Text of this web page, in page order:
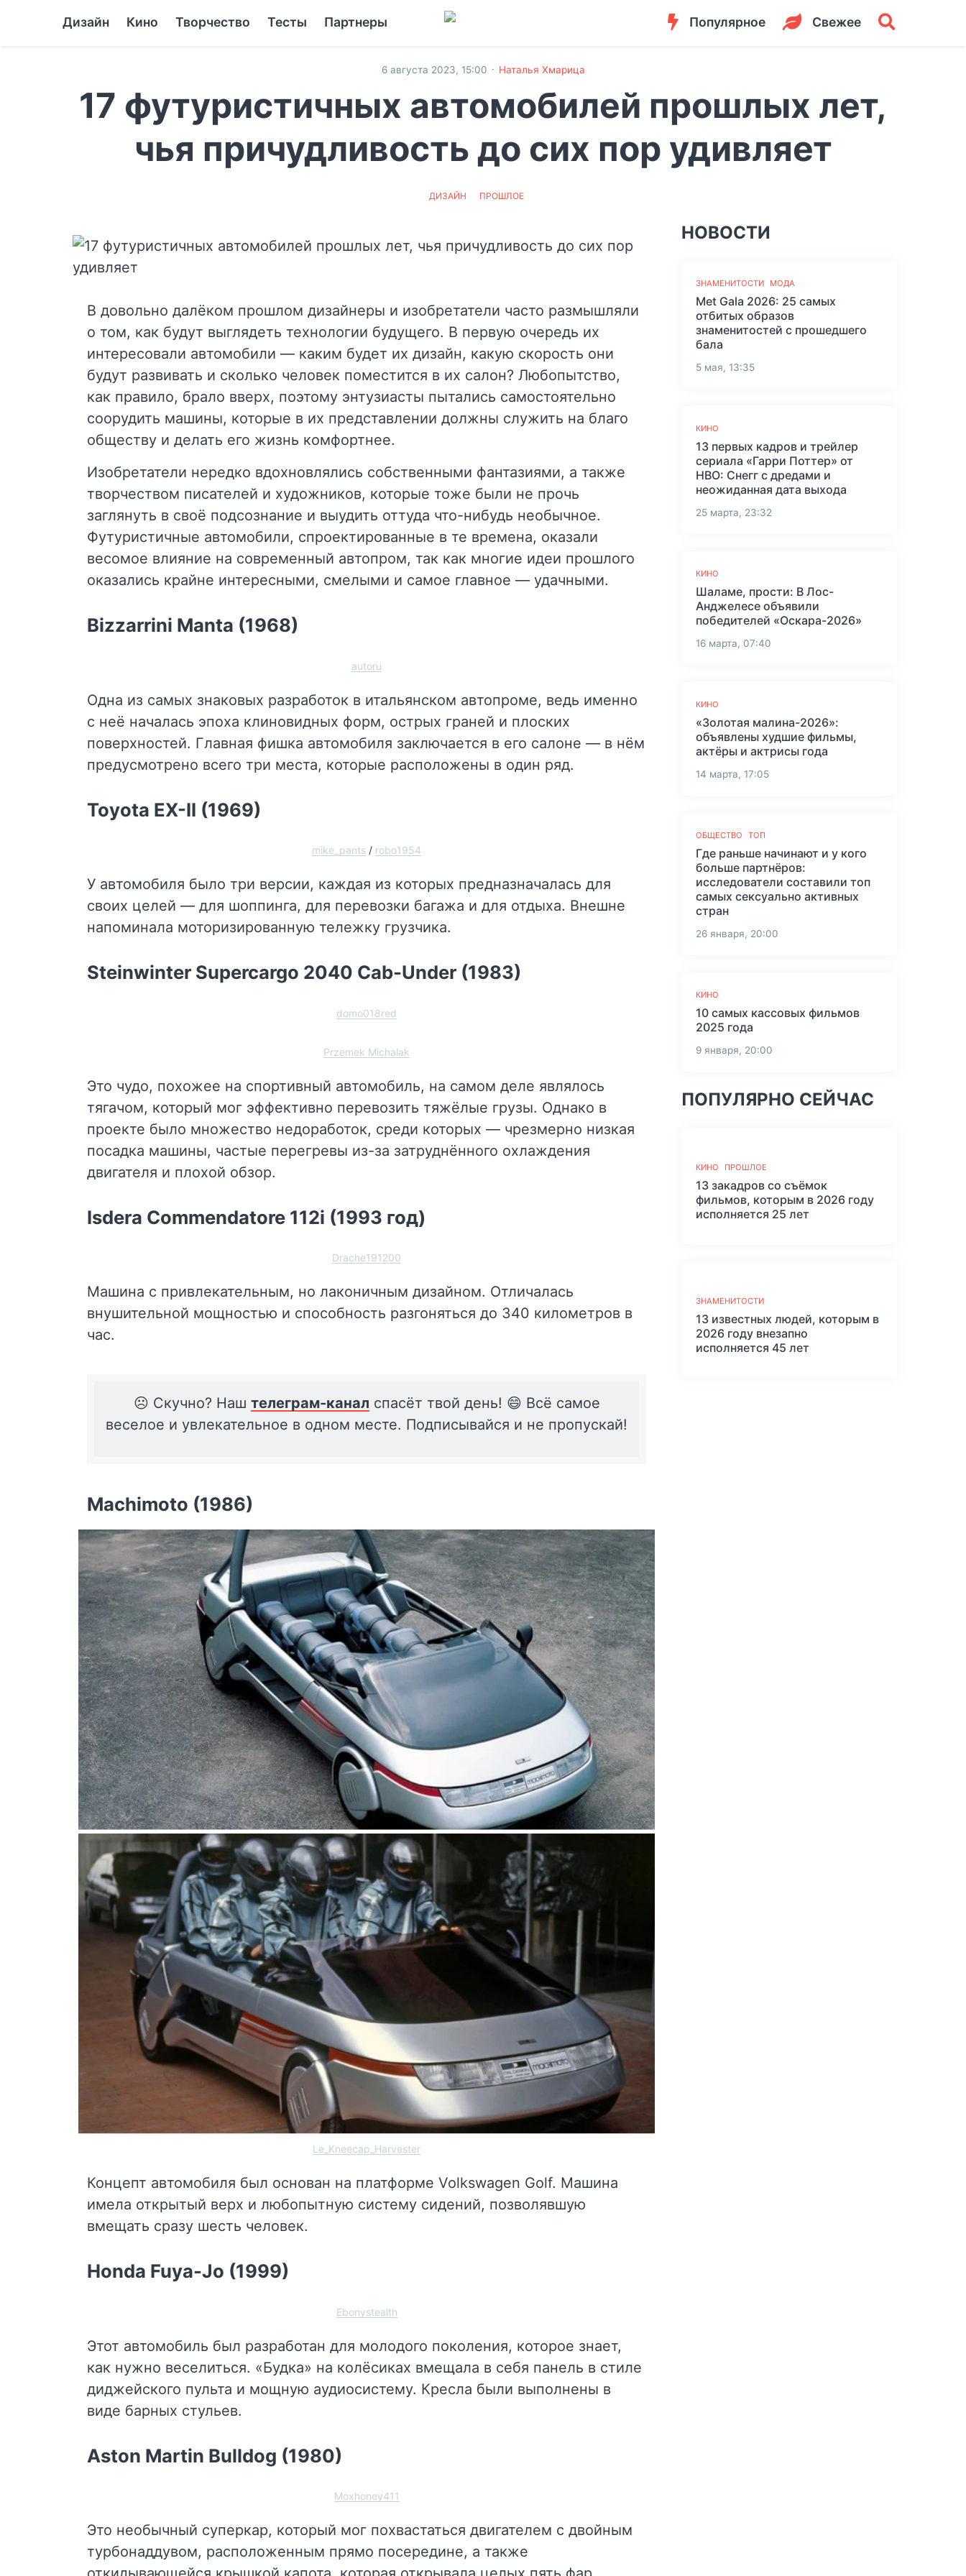
Дизайн Кино Творчество Тесты Партнеры Популярное Свежее
6 августа 2023, 15:00 · Наталья Хмарица
17 футуристичных автомобилей прошлых лет,
чья причудливость до сих пор удивляет
ДИЗАЙН ПРОШЛОЕ
В довольно далёком прошлом дизайнеры и изобретатели часто размышляли
о том, как будут выглядеть технологии будущего. В первую очередь их
интересовали автомобили — каким будет их дизайн, какую скорость они
будут развивать и сколько человек поместится в их салон? Любопытство,
как правило, брало вверх, поэтому энтузиасты пытались самостоятельно
соорудить машины, которые в их представлении должны служить на благо
обществу и делать его жизнь комфортнее.
Изобретатели нередко вдохновлялись собственными фантазиями, а также
творчеством писателей и художников, которые тоже были не прочь
заглянуть в своё подсознание и выудить оттуда что-нибудь необычное.
Футуристичные автомобили, спроектированные в те времена, оказали
весомое влияние на современный автопром, так как многие идеи прошлого
оказались крайне интересными, смелыми и самое главное — удачными.
Bizzarrini Manta (1968)
autoru
Одна из самых знаковых разработок в итальянском автопроме, ведь именно
с неё началась эпоха клиновидных форм, острых граней и плоских
поверхностей. Главная фишка автомобиля заключается в его салоне — в нём
предусмотрено всего три места, которые расположены в один ряд.
Toyota EX-II (1969)
mike_pants / robo1954
У автомобиля было три версии, каждая из которых предназначалась для
своих целей — для шоппинга, для перевозки багажа и для отдыха. Внешне
напоминала моторизированную тележку грузчика.
Steinwinter Supercargo 2040 Cab-Under (1983)
domo018red
Przemek Michalak
Это чудо, похожее на спортивный автомобиль, на самом деле являлось
тягачом, который мог эффективно перевозить тяжёлые грузы. Однако в
проекте было множество недоработок, среди которых — чрезмерно низкая
посадка машины, частые перегревы из-за затруднённого охлаждения
двигателя и плохой обзор.
Isdera Commendatore 112i (1993 год)
Drache191200
Машина с привлекательным, но лаконичным дизайном. Отличалась
внушительной мощностью и способность разгоняться до 340 километров в
час.
☹️ Скучно? Наш телеграм-канал спасёт твой день! 😄 Всё самое
веселое и увлекательное в одном месте. Подписывайся и не пропускай!
Machimoto (1986)
Le_Kneecap_Harvester
Концепт автомобиля был основан на платформе Volkswagen Golf. Машина
имела открытый верх и любопытную систему сидений, позволявшую
вмещать сразу шесть человек.
Honda Fuya-Jo (1999)
Ebonystealth
Этот автомобиль был разработан для молодого поколения, которое знает,
как нужно веселиться. «Будка» на колёсиках вмещала в себя панель в стиле
диджейского пульта и мощную аудиосистему. Кресла были выполнены в
виде барных стульев.
Aston Martin Bulldog (1980)
Moxhoney411
Это необычный суперкар, который мог похвастаться двигателем с двойным
турбонаддувом, расположенным прямо посередине, а также
НОВОСТИ
ЗНАМЕНИТОСТИ МОДА
Met Gala 2026: 25 самых
отбитых образов
знаменитостей с прошедшего
бала
5 мая, 13:35
КИНО
13 первых кадров и трейлер
сериала «Гарри Поттер» от
HBO: Снегг с дредами и
неожиданная дата выхода
25 марта, 23:32
КИНО
Шаламе, прости: В Лос-
Анджелесе объявили
победителей «Оскара-2026»
16 марта, 07:40
КИНО
«Золотая малина-2026»:
объявлены худшие фильмы,
актёры и актрисы года
14 марта, 17:05
ОБЩЕСТВО ТОП
Где раньше начинают и у кого
больше партнёров:
исследователи составили топ
самых сексуально активных
стран
26 января, 20:00
КИНО
10 самых кассовых фильмов
2025 года
9 января, 20:00
ПОПУЛЯРНО СЕЙЧАС
КИНО ПРОШЛОЕ
13 закадров со съёмок
фильмов, которым в 2026 году
исполняется 25 лет
ЗНАМЕНИТОСТИ
13 известных людей, которым в
2026 году внезапно
исполняется 45 лет